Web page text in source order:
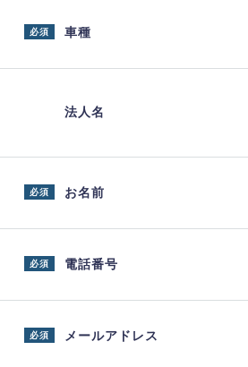
車種
必須
法人名
お名前
必須
電話番号
必須
メールアドレス
必須